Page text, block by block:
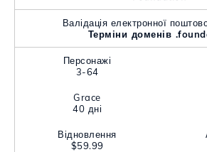
Валідація електронної
Терміни доменів
Персонажі
3-64
Grace
40 дні
Відновлення
$59.99